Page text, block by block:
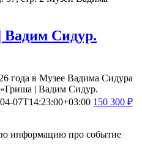
Вадим Сидур.
года в Музее Вадима Сидура
| Вадим Сидур.
07T14:23:00+03:00 150 300 ₽
информацию про событие